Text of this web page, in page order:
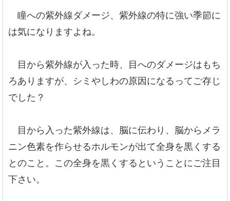
瞳への紫外線ダメージ、紫外線の特に強い季節に
は気になりますよね。
目から紫外線が入った時、目へのダメージはもち
ろありますが、シミやしわの原因になるってご存じ
でした？
目から入った紫外線は、脳に伝わり、脳からメラ
ニン色素を作らせるホルモンが出て全身を黒くする
とのこと。この全身を黒くするということにご注目
下さい。